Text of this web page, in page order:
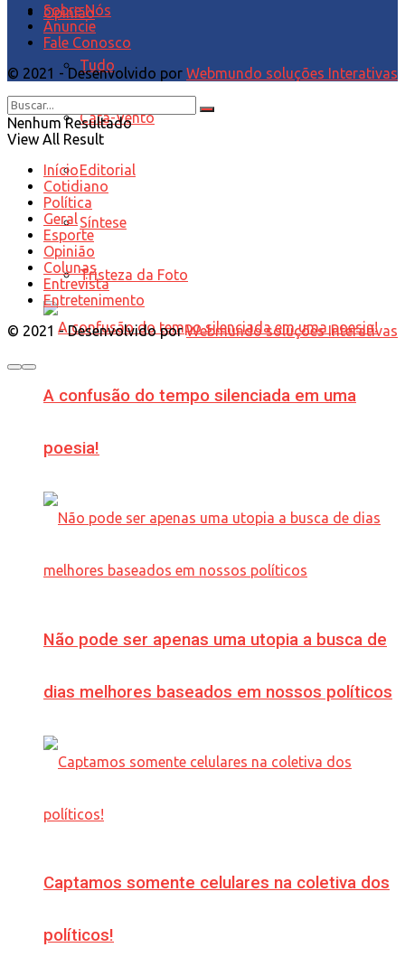
Opinião
Tudo
Cata-Vento
Editorial
Síntese
Tristeza da Foto
A confusão do tempo silenciada em uma
poesia!
Não pode ser apenas uma utopia a busca de
dias melhores baseados em nossos políticos
Captamos somente celulares na coletiva dos
políticos!
Sobre Nós
Anuncie
Fale Conosco
© 2021 - Desenvolvido por Webmundo soluções Interativas
Nenhum Resultado
View All Result
Início
Cotidiano
Política
Geral
Esporte
Opinião
Colunas
Entrevista
Entretenimento
© 2021 - Desenvolvido porWebmundo soluções Interativas